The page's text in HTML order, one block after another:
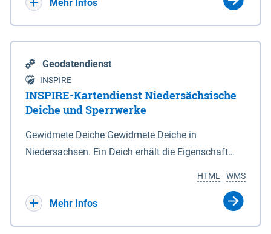
Mehr Infos
Geodatendienst
INSPIRE
INSPIRE-Kartendienst Niedersächsische
Deiche und Sperrwerke
Gewidmete Deiche Gewidmete Deiche in
Niedersachsen. Ein Deich erhält die Eigenschaft
Deichbehörde durch Verordnung ausspricht. Für
WMS
HTML
Mehr Infos